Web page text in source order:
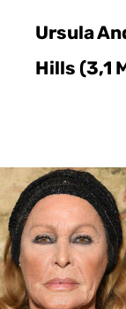
Ursula
Hills (3,1